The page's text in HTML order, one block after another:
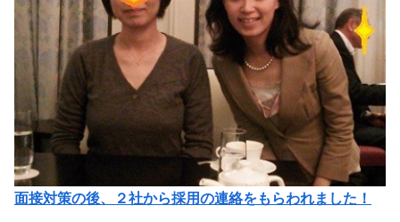
面接対策の後、２社から採用の連絡をもらわれました！